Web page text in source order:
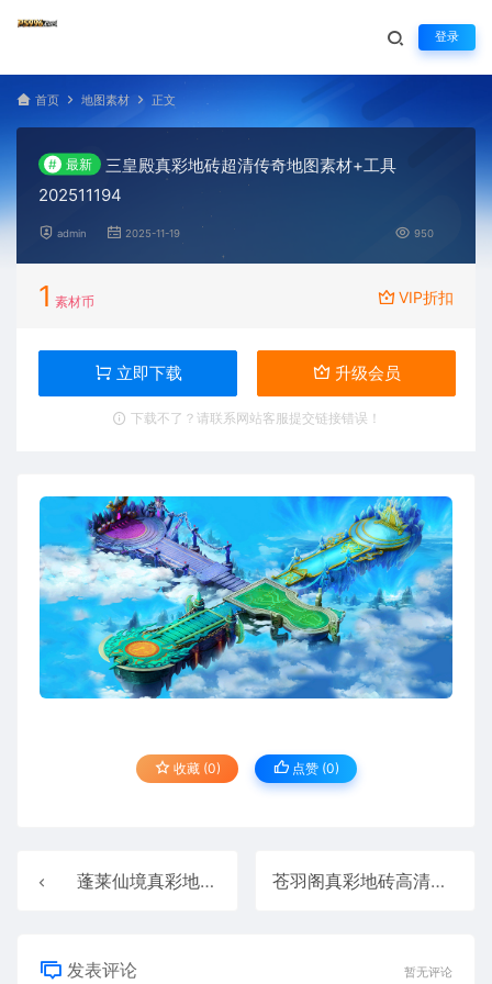
登录
首页 地图素材 正文
# 最新
三皇殿真彩地砖超清传奇地图素材+工具
202511194
admin 2025-11-19 950
1 素材币 VIP折扣
立即下载 升级会员
下载不了？请联系网站客服提交链接错误！
收藏 (0) 点赞 (0)
蓬莱仙境真彩地砖超清传奇地图素材+工具202511193 苍羽阁真彩地砖高清传奇地图素材+工具202511195
发表评论 暂无评论